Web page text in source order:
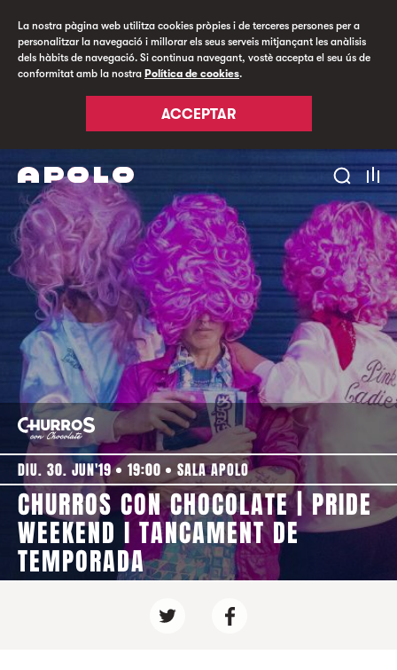
La nostra pàgina web utilitza cookies pròpies i de terceres persones per a
personalitzar la navegació i millorar els seus serveis mitjançant les anàlisis
dels hàbits de navegació. Si continua navegant, vostè accepta el seu ús de
conformitat amb la nostra Política de cookies.
ACCEPTAR
DIU. 30. JUN'19 19:00 SALA APOLO
CHURROS CON CHOCOLATE | PRIDE
WEEKEND I TANCAMENT DE
TEMPORADA